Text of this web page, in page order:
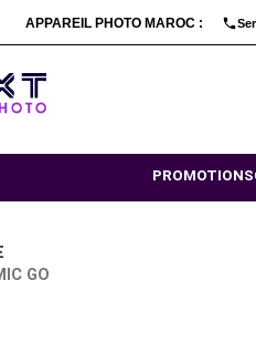
APPAREIL PHOTO